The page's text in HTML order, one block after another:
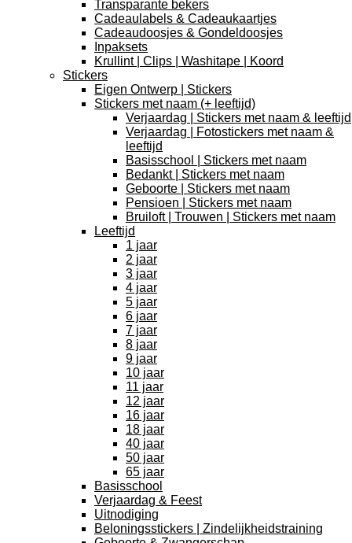
Transparante bekers
Cadeaulabels & Cadeaukaartjes
Cadeaudoosjes & Gondeldoosjes
Inpaksets
Krullint | Clips | Washitape | Koord
Stickers
Eigen Ontwerp | Stickers
Stickers met naam (+ leeftijd)
Verjaardag | Stickers met naam & leeftijd
Verjaardag | Fotostickers met naam &
leeftijd
Basisschool | Stickers met naam
Bedankt | Stickers met naam
Geboorte | Stickers met naam
Pensioen | Stickers met naam
Bruiloft | Trouwen | Stickers met naam
Leeftijd
1 jaar
2 jaar
3 jaar
4 jaar
5 jaar
6 jaar
7 jaar
8 jaar
9 jaar
10 jaar
11 jaar
12 jaar
16 jaar
18 jaar
40 jaar
50 jaar
65 jaar
Basisschool
Verjaardag & Feest
Uitnodiging
Beloningsstickers | Zindelijkheidstraining